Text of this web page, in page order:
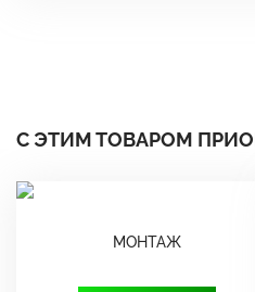
С ЭТИМ ТОВАРОМ
МОНТАЖ